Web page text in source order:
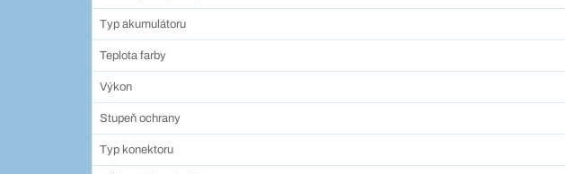
Typ akumulátoru
Teplota farby
Výkon
Stupeň ochrany
Typ konektoru